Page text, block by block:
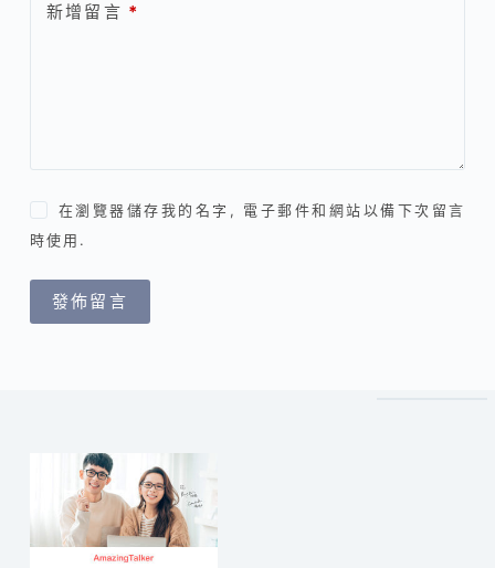
新增留言 *
在瀏覽器儲存我的名字, 電子郵件和網站以備下次留言
時使用.
發佈留言